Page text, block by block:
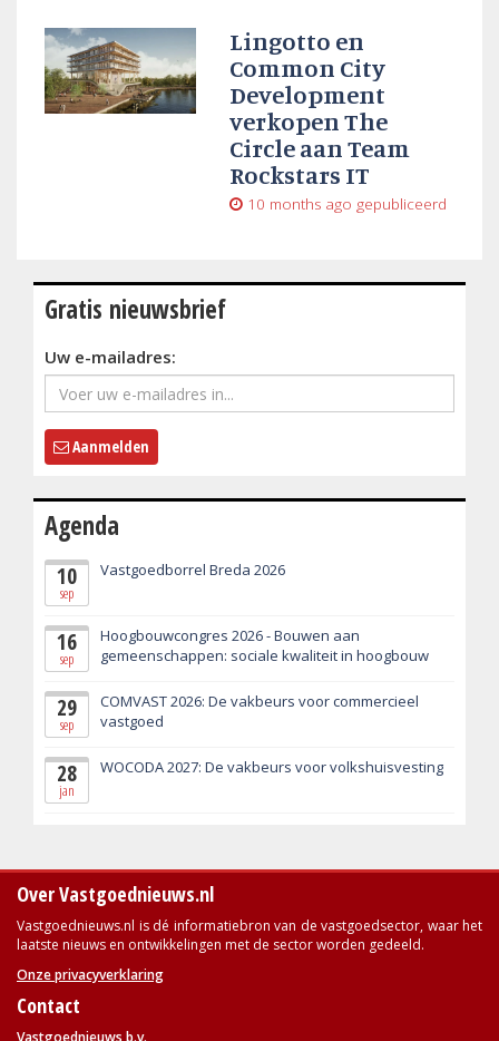
Lingotto en
Common City
Development
verkopen The
Circle aan Team
Rockstars IT
10 months ago gepubliceerd
Gratis nieuwsbrief
Uw e-mailadres:
Aanmelden
Agenda
10
sep
Vastgoedborrel Breda 2026
16
sep
Hoogbouwcongres 2026 - Bouwen aan
gemeenschappen: sociale kwaliteit in hoogbouw
29
sep
COMVAST 2026: De vakbeurs voor commercieel
vastgoed
28
jan
WOCODA 2027: De vakbeurs voor volkshuisvesting
Over Vastgoednieuws.nl
Vastgoednieuws.nl is dé informatiebron van de vastgoedsector, waar het
laatste nieuws en ontwikkelingen met de sector worden gedeeld.
Onze privacyverklaring
Contact